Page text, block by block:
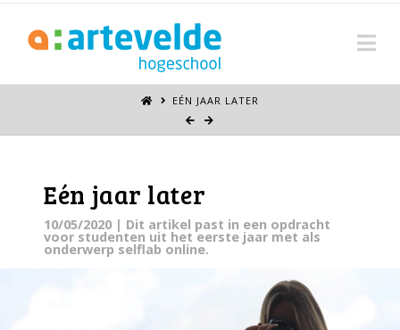
EÉN JAAR LATER
Eén jaar later
10/05/2020 | Dit artikel past in een opdracht
voor studenten uit het eerste jaar met als
onderwerp selflab online.